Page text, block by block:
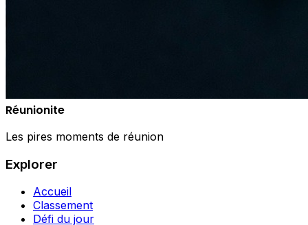
Réunionite
Les pires moments de réunion
Explorer
Accueil
Classement
Défi du jour